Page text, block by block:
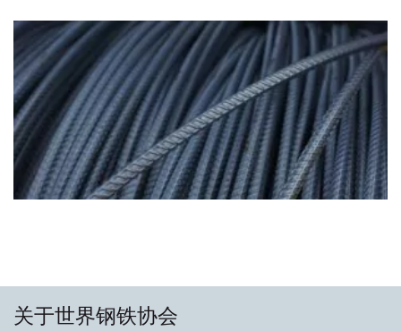
关于世界钢铁协会